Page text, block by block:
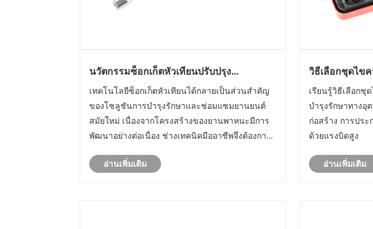
นวัตกรรมซ็อกเก็ตหัวเทียนปรับปรุง
ประสิทธิภาพของเครื่องมือสมัยใหม่ได้
อย่างไร
เทคโนโลยีซ็อกเก็ตหัวเทียนได้กลายเป็นส่วนสำคัญ
ของโซลูชันการบำรุงรักษาและซ่อมแซมยานยนต์
สมัยใหม่ เนื่องจากโครงสร้างของยานพาหนะมีการ
พัฒนาอย่างต่อเนื่อง ช่างเทคนิคมืออาชีพจึงต้องการ
เชื่อถือได้ และการทำงานที่แม่นยำระหว่างงานบำรุง
อ่านเพิ่มเติม
วิธีเลือกชุดไข
งานยึดงานหนัก
เรียนรู้วิธีเลือกชุ
บำรุงรักษาทางอุ
ก่อสร้าง การประ
ด้วยแรงบิดสูง
อ่านเพิ่มเติม